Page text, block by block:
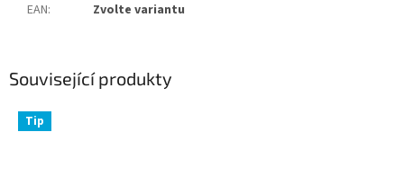
Související produkty
Tip
EAN: Zvolte variantu